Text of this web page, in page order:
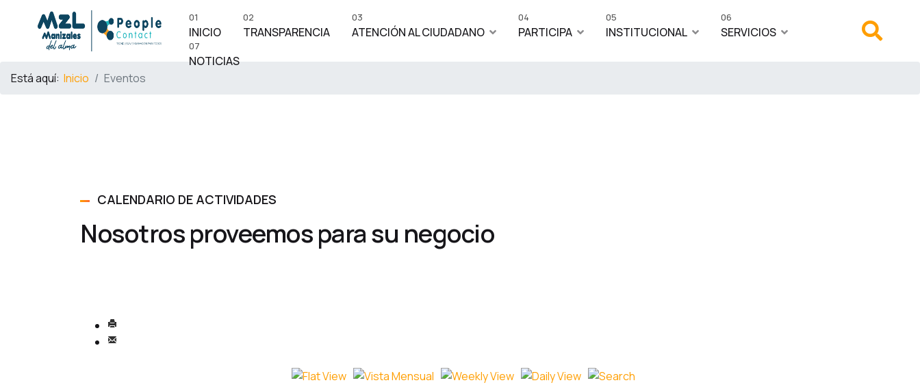
INICIO
01
TRANSPARENCIA
02
ATENCIÓN AL CIUDADANO
03
PARTICIPA
04
INSTITUCIONAL
05
SERVICIOS
06
NOTICIAS
07
Está aquí: Inicio Eventos
CALENDARIO DE ACTIVIDADES
Nosotros proveemos para su negocio